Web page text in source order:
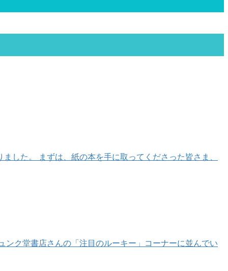
した。 まずは、紙の本を手に取ってくださった皆さま、
ク堂書店さんの「注目のルーキー」コーナーに並んでい